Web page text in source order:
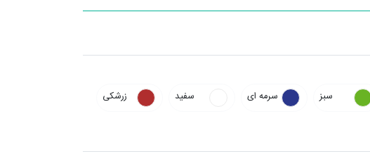
سبز سرمه ای سفید
زرشکی